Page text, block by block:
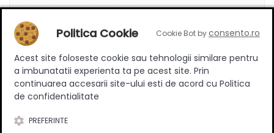
Adaugă un review
Ratingul general al produsului
Politica Cookie Cookie Bot byconsento.ro
Acest site foloseste cookie sau tehnologii similare pentru
a imbunatatii experienta ta pe acest site. Prin
continuarea accesarii site-ului esti de acord cu Politica
de confidentialitate
PREFERINTE